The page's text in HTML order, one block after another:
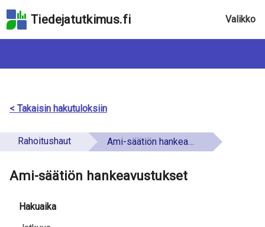
hakukenttään
Tiedejatutkimus.fi Valikko
< Takaisin hakutuloksiin
Rahoitushaut Ami-säätiön hankeavustukset
Ami-säätiön hankeavustukset
Hakuaika